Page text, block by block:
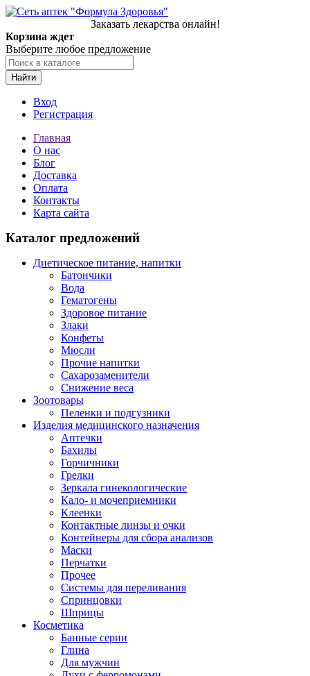
Заказать лекарства онлайн!
Корзина ждет
Выберите любое предложение
Найти
Вход
Регистрация
Главная
О нас
Блог
Доставка
Оплата
Контакты
Карта сайта
Каталог предложений
Диетическое питание, напитки
Батончики
Вода
Гематогены
Здоровое питание
Злаки
Конфеты
Мюсли
Прочие напитки
Сахарозаменители
Снижение веса
Зоотовары
Пеленки и подгузники
Изделия медицинского назначения
Аптечки
Бахилы
Горчичники
Грелки
Зеркала гинекологические
Кало- и мочеприемники
Клеенки
Контактные линзы и очки
Контейнеры для сбора анализов
Маски
Перчатки
Прочее
Системы для переливания
Спринцовки
Шприцы
Косметика
Банные серии
Глина
Для мужчин